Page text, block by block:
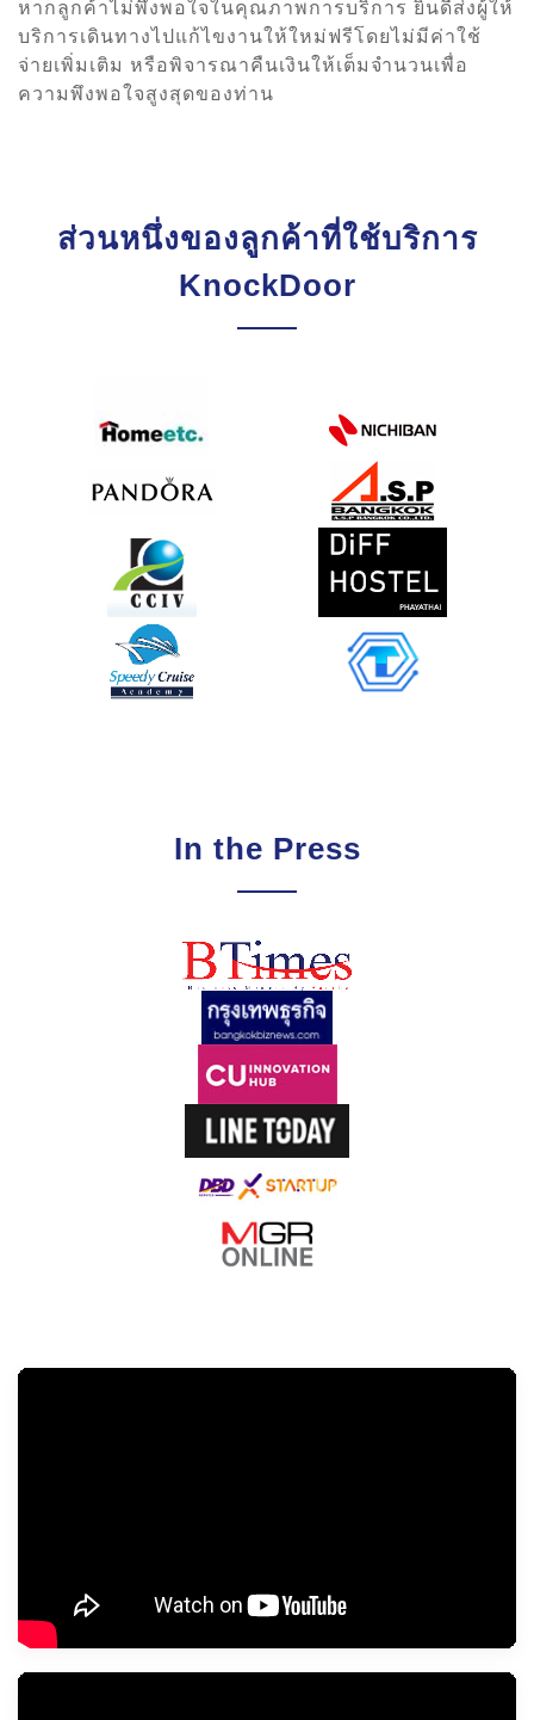
หากลูกค้าไม่พึงพอใจในคุณภาพการบริการ ยินดีส่งผู้ให้
บริการเดินทางไปแก้ไขงานให้ใหม่ฟรีโดยไม่มีค่าใช้
จ่ายเพิ่มเติม หรือพิจารณาคืนเงินให้เต็มจำนวนเพื่อ
ความพึงพอใจสูงสุดของท่าน
ส่วนหนึ่งของลูกค้าที่ใช้บริการ
KnockDoor
In the Press